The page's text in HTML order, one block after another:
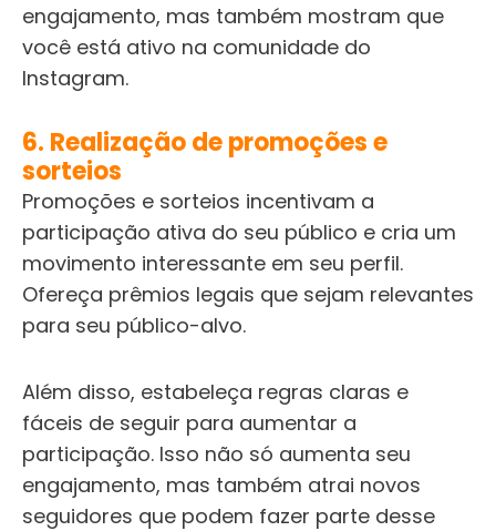
engajamento, mas também mostram que
você está ativo na comunidade do
Instagram.
6. Realização de promoções e
sorteios
Promoções e sorteios incentivam a
participação ativa do seu público e cria um
movimento interessante em seu perfil.
Ofereça prêmios legais que sejam relevantes
para seu público-alvo.
Além disso, estabeleça regras claras e
fáceis de seguir para aumentar a
participação. Isso não só aumenta seu
engajamento, mas também atrai novos
seguidores que podem fazer parte desse